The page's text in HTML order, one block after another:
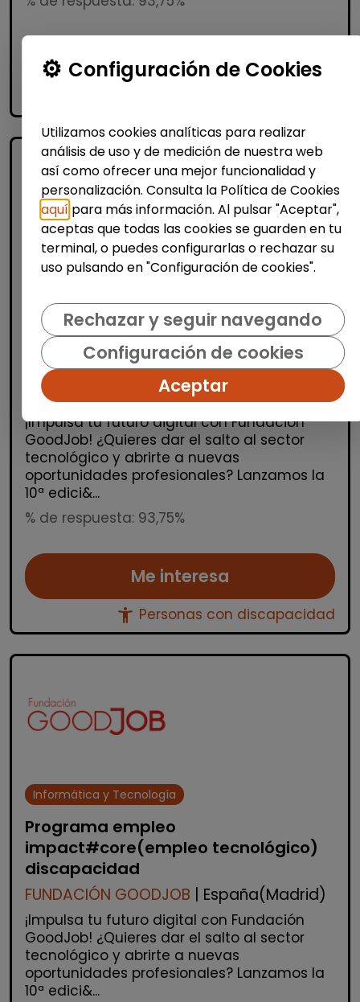
Me interesa
Informática y Tecnología
Programa empleo
impact#core(empleo tecnológico)
discapacidad
FUNDACIÓN GOODJOB|
España(Barcelona)
¡Impulsa tu futuro digital con Fundación
GoodJob! ¿Quieres dar el salto al sector
tecnológico y abrirte a nuevas
oportunidades profesionales? Lanzamos la
10ª edici&...
% de respuesta: 93,75%
Me interesa
accessibility_new Personas con discapacidad
Informática y Tecnología
Programa empleo
impact#core(empleo tecnológico)
discapacidad
FUNDACIÓN GOODJOB | España(Madrid)
¡Impulsa tu futuro digital con Fundación
GoodJob! ¿Quieres dar el salto al sector
tecnológico y abrirte a nuevas
oportunidades profesionales? Lanzamos la
10ª edici&...
Configuración de Cookies
Utilizamos cookies analíticas para realizar
análisis de uso y de medición de nuestra web
así como ofrecer una mejor funcionalidad y
personalización. Consulta la Política de Cookies
aquí para más información. Al pulsar "Aceptar",
aceptas que todas las cookies se guarden en tu
terminal, o puedes configurarlas o rechazar su
uso pulsando en "Configuración de cookies".
Rechazar y seguir navegando
Configuración de cookies
Aceptar